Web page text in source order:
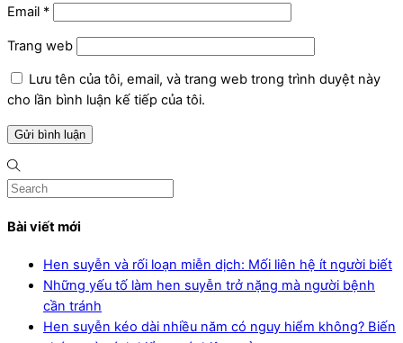
Email *
Trang web
Lưu tên của tôi, email, và trang web trong trình duyệt này
cho lần bình luận kế tiếp của tôi.
Bài viết mới
Hen suyễn và rối loạn miễn dịch: Mối liên hệ ít người biết
Những yếu tố làm hen suyễn trở nặng mà người bệnh
cần tránh
Hen suyễn kéo dài nhiều năm có nguy hiểm không? Biến